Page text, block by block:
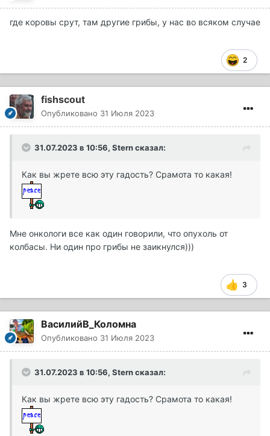
где коровы срут, там другие грибы, у нас во всяком случае
2
fishscout
Опубликовано 31 Июля 2023
31.07.2023 в 10:56, Sternсказал:
Как вы жрете всю эту гадость? Срамота то какая!
Мне онкологи все как один говорили, что опухоль от
колбасы. Ни один про грибы не заикнулся)))
3
ВасилийВ_Коломна
Опубликовано 31 Июля 2023
31.07.2023 в 10:56, Sternсказал:
Как вы жрете всю эту гадость? Срамота то какая!